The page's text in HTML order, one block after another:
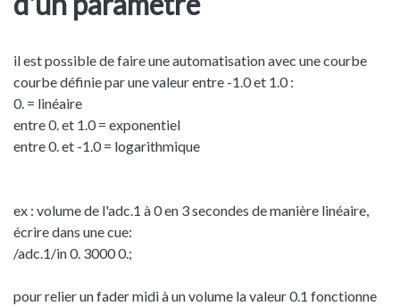
il est possible de faire une automatisation avec une courbe
courbe définie par une valeur entre -1.0 et 1.0 :
0. = linéaire
entre 0. et 1.0 = exponentiel
entre 0. et -1.0 = logarithmique
ex : volume de l'adc.1 à 0 en 3 secondes de manière linéaire,
écrire dans une cue:
/adc.1/in 0. 3000 0.;
pour relier un fader midi à un volume la valeur 0.1 fonctionne